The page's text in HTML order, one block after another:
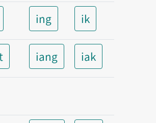
ing ik
iang iak